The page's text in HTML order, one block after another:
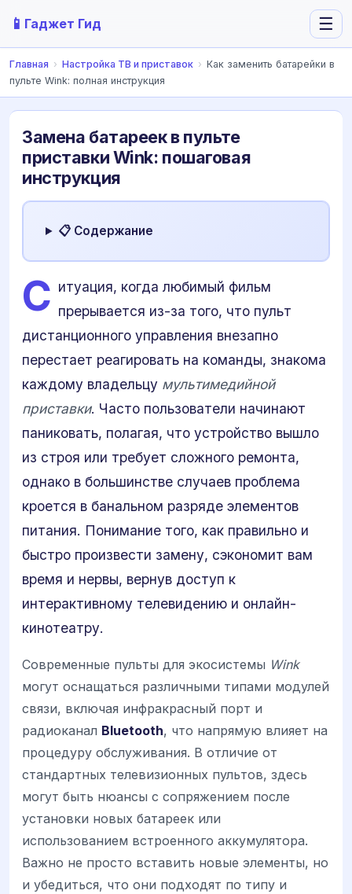
📱 Гаджет Гид ☰
Главная › Настройка ТВ и приставок › Как заменить батарейки в
пульте Wink: полная инструкция
Замена батареек в пульте
приставки Wink: пошаговая
инструкция
📋 Содержание
С итуация, когда любимый фильм
прерывается из-за того, что пульт
дистанционного управления внезапно
перестает реагировать на команды, знакома
каждому владельцу мультимедийной
приставки. Часто пользователи начинают
паниковать, полагая, что устройство вышло
из строя или требует сложного ремонта,
однако в большинстве случаев проблема
кроется в банальном разряде элементов
питания. Понимание того, как правильно и
быстро произвести замену, сэкономит вам
время и нервы, вернув доступ к
интерактивному телевидению и онлайн-
кинотеатру.
Современные пульты для экосистемы Wink
могут оснащаться различными типами модулей
связи, включая инфракрасный порт и
радиоканал Bluetooth, что напрямую влияет на
процедуру обслуживания. В отличие от
стандартных телевизионных пультов, здесь
могут быть нюансы с сопряжением после
установки новых батареек или
использованием встроенного аккумулятора.
Важно не просто вставить новые элементы, но
и убедиться, что они подходят по типу и